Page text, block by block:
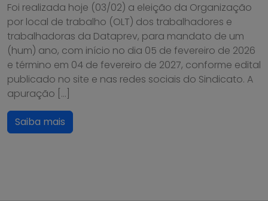
Foi realizada hoje (03/02) a eleição da Organização
por local de trabalho (OLT) dos trabalhadores e
trabalhadoras da Dataprev, para mandato de um
(hum) ano, com início no dia 05 de fevereiro de 2026
e término em 04 de fevereiro de 2027, conforme edital
publicado no site e nas redes sociais do Sindicato. A
apuração […]
Saiba mais